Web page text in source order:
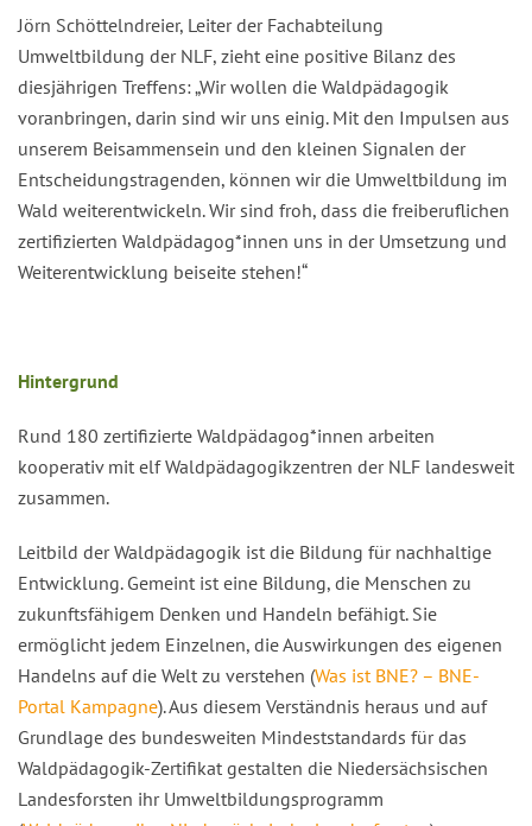
Jörn Schöttelndreier, Leiter der Fachabteilung
Umweltbildung der NLF, zieht eine positive Bilanz des
diesjährigen Treffens: „Wir wollen die Waldpädagogik
voranbringen, darin sind wir uns einig. Mit den Impulsen aus
unserem Beisammensein und den kleinen Signalen der
Entscheidungstragenden, können wir die Umweltbildung im
Wald weiterentwickeln. Wir sind froh, dass die freiberuflichen
zertifizierten Waldpädagog*innen uns in der Umsetzung und
Weiterentwicklung beiseite stehen!“
Hintergrund
Rund 180 zertifizierte Waldpädagog*innen arbeiten
kooperativ mit elf Waldpädagogikzentren der NLF landesweit
zusammen.
Leitbild der Waldpädagogik ist die Bildung für nachhaltige
Entwicklung. Gemeint ist eine Bildung, die Menschen zu
zukunftsfähigem Denken und Handeln befähigt. Sie
ermöglicht jedem Einzelnen, die Auswirkungen des eigenen
Handelns auf die Welt zu verstehen (Was ist BNE? – BNE-
Portal Kampagne). Aus diesem Verständnis heraus und auf
Grundlage des bundesweiten Mindeststandards für das
Waldpädagogik-Zertifikat gestalten die Niedersächsischen
Landesforsten ihr Umweltbildungsprogramm